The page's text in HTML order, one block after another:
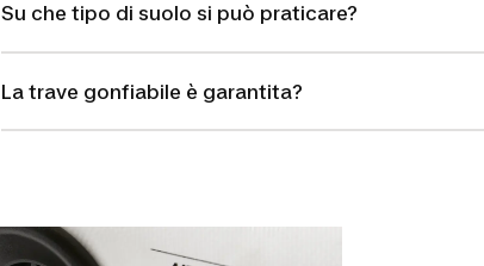
Su che tipo di suolo si può praticare?
La trave gonfiabile è garantita?